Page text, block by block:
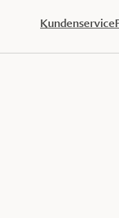
Kundenservice